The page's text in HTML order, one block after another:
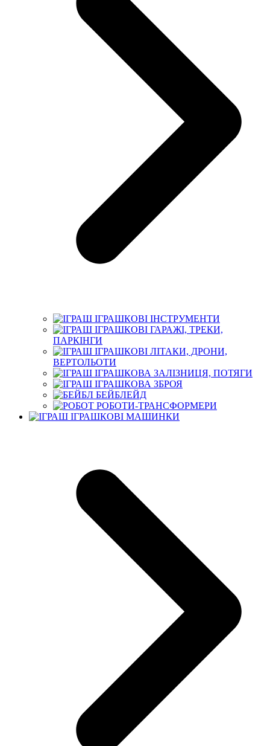
ІГРАШКОВІ ІНСТРУМЕНТИ
ІГРАШКОВІ ГАРАЖІ, ТРЕКИ,
ПАРКІНГИ
ІГРАШКОВІ ЛІТАКИ, ДРОНИ,
ВЕРТОЛЬОТИ
ІГРАШКОВА ЗАЛІЗНИЦЯ, ПОТЯГИ
ІГРАШКОВА ЗБРОЯ
БЕЙБЛЕЙД
РОБОТИ-ТРАНСФОРМЕРИ
ІГРАШКОВІ МАШИНКИ